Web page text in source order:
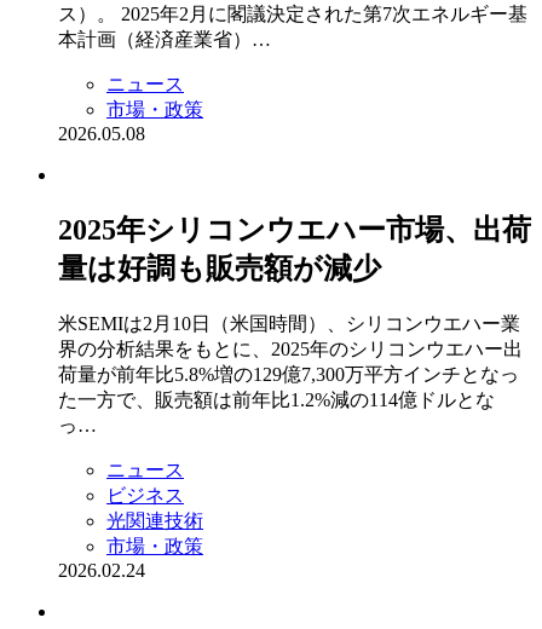
ス）。 2025年2月に閣議決定された第7次エネルギー基
本計画（経済産業省）…
ニュース
市場・政策
2026.05.08
2025年シリコンウエハー市場、出荷
量は好調も販売額が減少
米SEMIは2月10日（米国時間）、シリコンウエハー業
界の分析結果をもとに、2025年のシリコンウエハー出
荷量が前年比5.8%増の129億7,300万平方インチとなっ
た一方で、販売額は前年比1.2%減の114億ドルとな
っ…
ニュース
ビジネス
光関連技術
市場・政策
2026.02.24